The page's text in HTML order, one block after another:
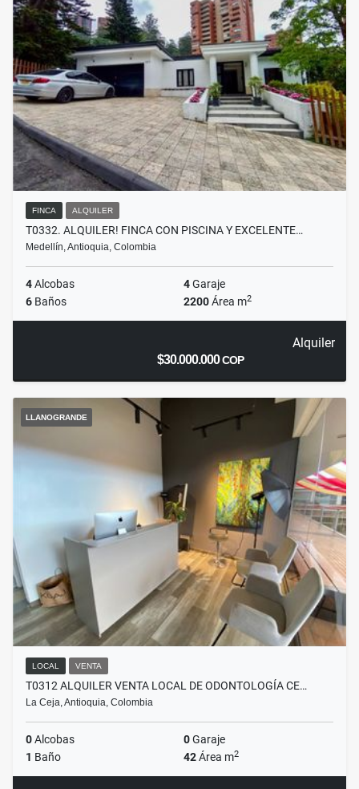
FINCA ALQUILER
T0332. ALQUILER! FINCA CON PISCINA Y EXCELENTE…
Medellín, Antioquia, Colombia
4Alcobas 4Garaje
6 Baños 2200Área m2
Alquiler
$30.000.000COP
LLANOGRANDE
LOCAL VENTA
T0312 ALQUILER VENTA LOCAL DE ODONTOLOGÍA CE…
La Ceja, Antioquia, Colombia
0Alcobas 0Garaje
1 Baño 42Área m2